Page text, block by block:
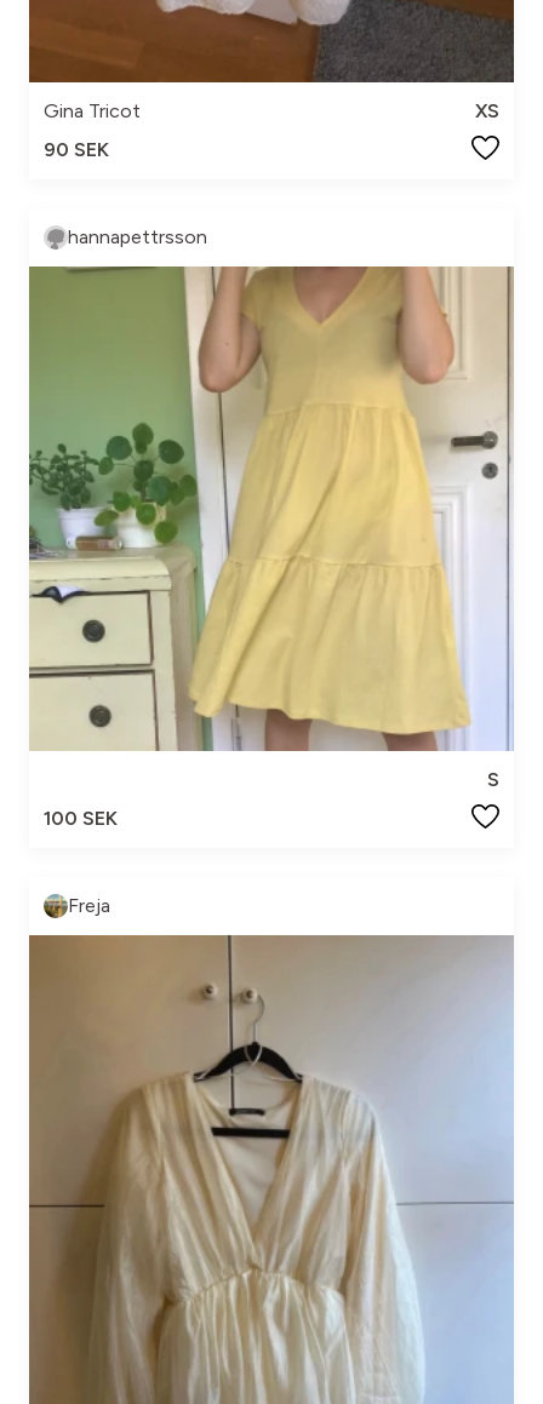
Gina Tricot
XS
90 SEK
hannapettrsson
S
100 SEK
Freja